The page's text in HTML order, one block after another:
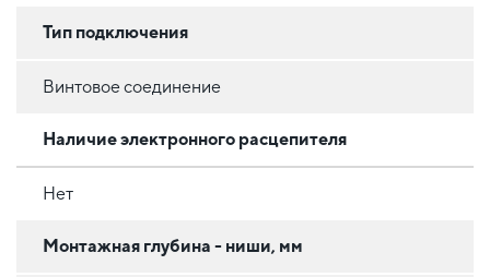
Тип подключения
Винтовое соединение
Наличие электронного расцепителя
Нет
Монтажная глубина - ниши, мм